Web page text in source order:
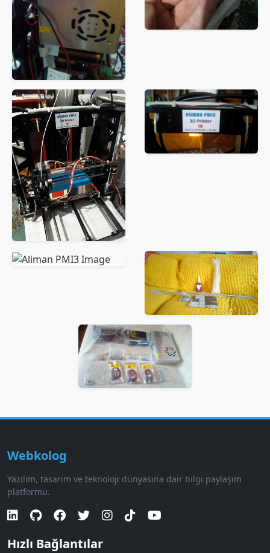
Webkolog
Yazılım, tasarım ve teknoloji dünyasına dair bilgi paylaşım
platformu.
Hızlı Bağlantılar